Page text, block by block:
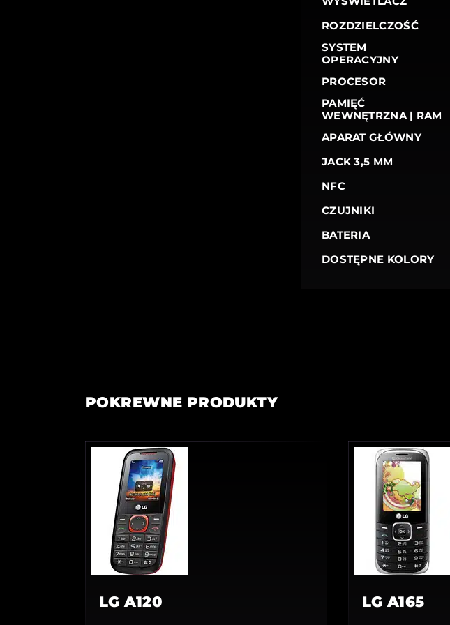
ROZDZIELCZOŚĆ
SYSTEM
OPERACYJNY
PROCESOR
PAMIĘĆ
WEWNĘTRZNA | RAM
APARAT GŁÓWNY
JACK 3,5 MM
NFC
CZUJNIKI
BATERIA
DOSTĘPNE KOLORY
POKREWNE PRODUKTY
LG A120 LG A165